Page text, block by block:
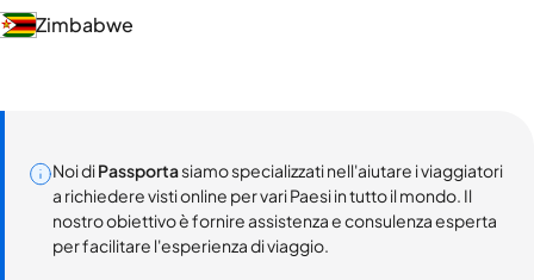
Zimbabwe
Noi diPassportasiamo specializzati nell'aiutare i viaggiatori
a richiedere visti online per vari Paesi in tutto il mondo. Il
nostro obiettivo è fornire assistenza e consulenza esperta
per facilitare l'esperienza di viaggio.